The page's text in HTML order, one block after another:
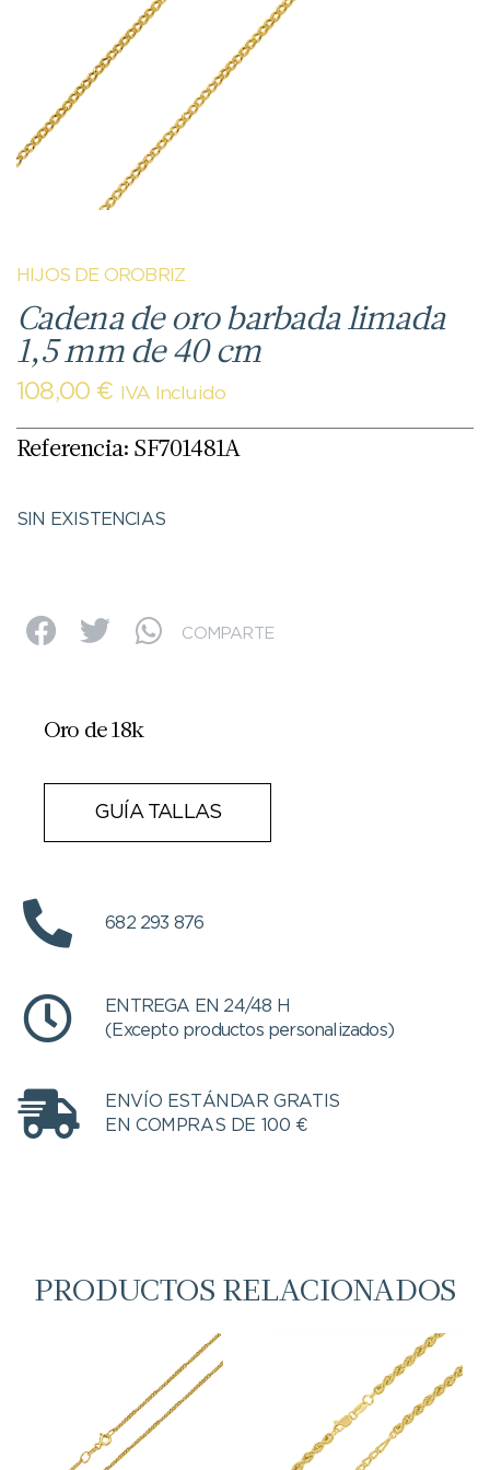
HIJOS DE OROBRIZ
Cadena de oro barbada limada
1,5 mm de 40 cm
108,00 € IVA Incluido
Referencia: SF701481A
SIN EXISTENCIAS
COMPARTE
Oro de 18k
GUÍA TALLAS
682 293 876
ENTREGA EN 24/48 H
(Excepto productos personalizados)
ENVÍO ESTÁNDAR GRATIS
EN COMPRAS DE 100 €
PRODUCTOS RELACIONADOS